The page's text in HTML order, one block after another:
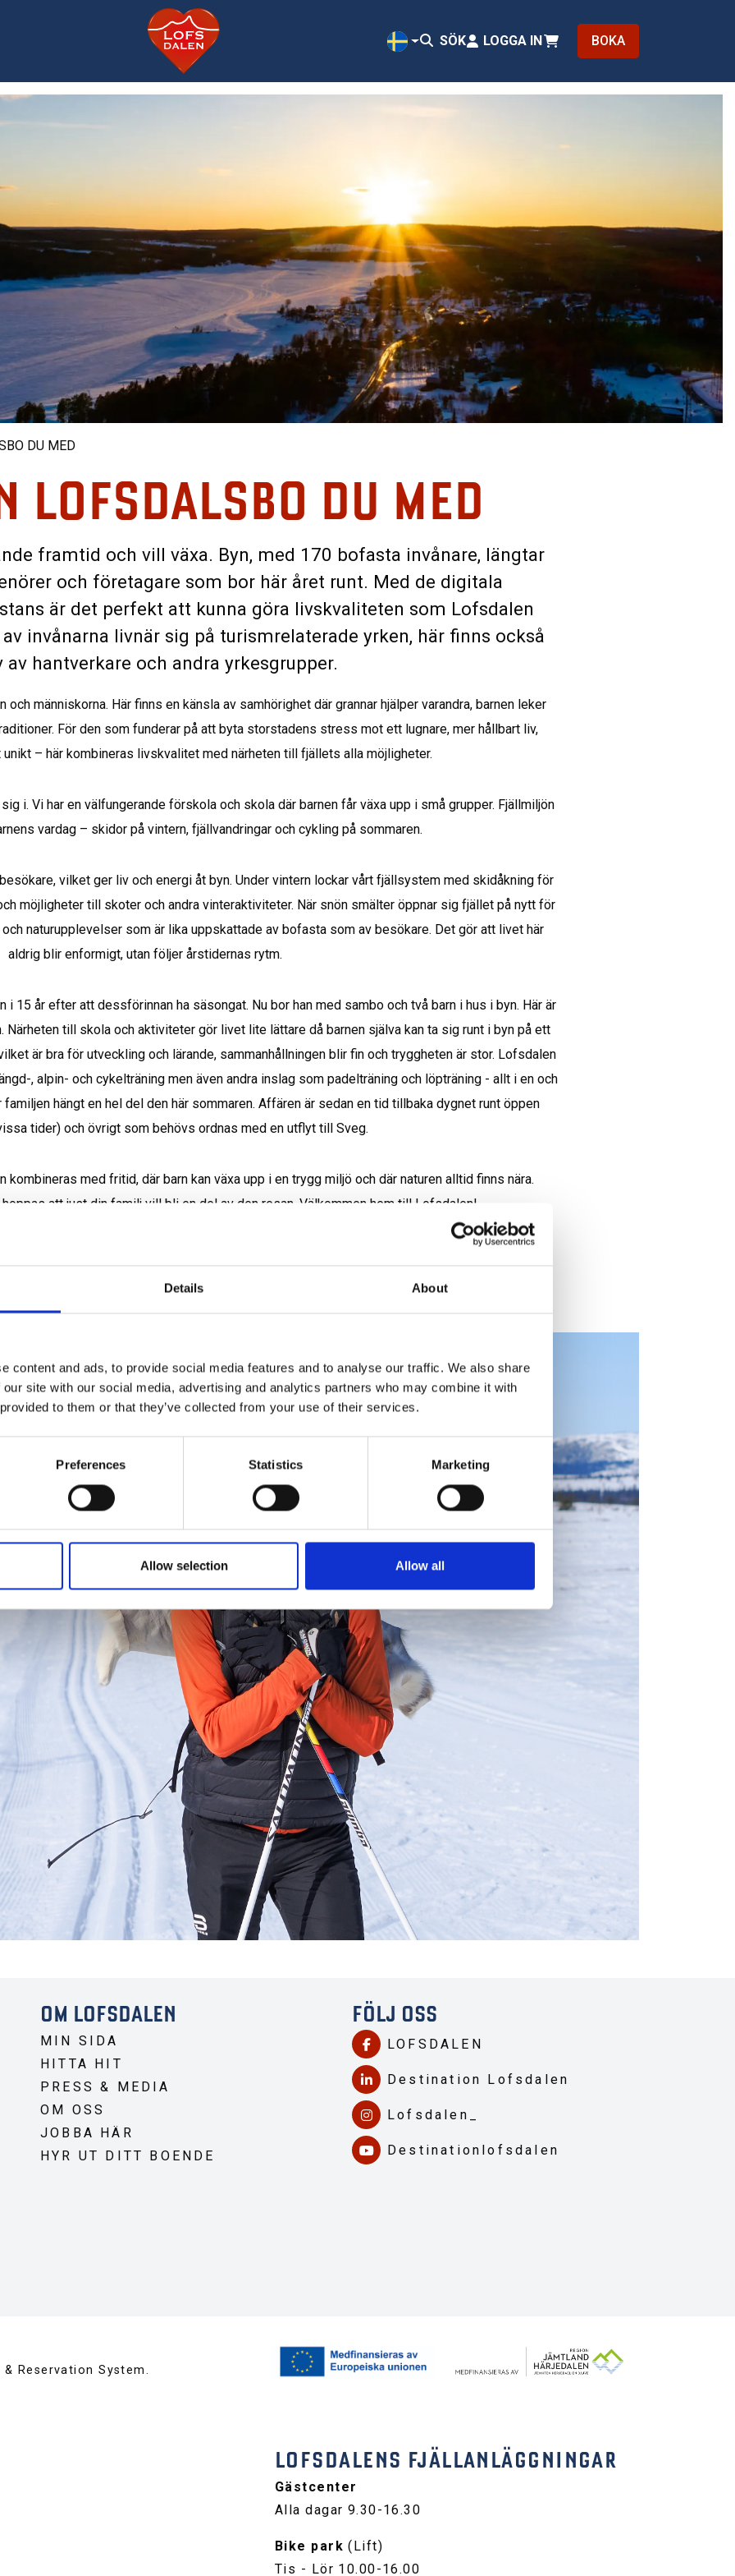
Details About
content and ads, to provide social media features and to analyse our traffic. We also share
site with our social media, advertising and analytics partners who may combine it with
to them or that they’ve collected from your use of their services.
Preferences Statistics Marketing
Allow selection Allow all
SÖK LOGGA IN BOKA
DU MED
LOFSDALSBO DU MED
framtid och vill växa. Byn, med 170 bofasta invånare, längtar
och företagare som bor här året runt. Med de digitala
är det perfekt att kunna göra livskvaliteten som Lofsdalen
invånarna livnär sig på turismrelaterade yrken, här finns också
av hantverkare och andra yrkesgrupper.
människorna. Här finns en känsla av samhörighet där grannar hjälper varandra, barnen leker
För den som funderar på att byta storstadens stress mot ett lugnare, mer hållbart liv,
– här kombineras livskvalitet med närheten till fjällets alla möjligheter.
i. Vi har en välfungerande förskola och skola där barnen får växa upp i små grupper. Fjällmiljön
vardag – skidor på vintern, fjällvandringar och cykling på sommaren.
vilket ger liv och energi åt byn. Under vintern lockar vårt fjällsystem med skidåkning för
möjligheter till skoter och andra vinteraktiviteter. När snön smälter öppnar sig fjället på nytt för
naturupplevelser som är lika uppskattade av bofasta som av besökare. Det gör att livet här
aldrig blir enformigt, utan följer årstidernas rytm.
15 år efter att dessförinnan ha säsongat. Nu bor han med sambo och två barn i hus i byn. Här är
till skola och aktiviteter gör livet lite lättare då barnen själva kan ta sig runt i byn på ett
är bra för utveckling och lärande, sammanhållningen blir fin och tryggheten är stor. Lofsdalen
, alpin- och cykelträning men även andra inslag som padelträning och löpträning - allt i en och
hängt en hel del den här sommaren. Affären är sedan en tid tillbaka dygnet runt öppen
tider) och övrigt som behövs ordnas med en utflyt till Sveg.
att just din familj vill bli en del av den resan. Välkommen hem till Lofsdalen!
funderar på att flytta till en by mellan fjäll och sjö – hör av dig!
OM LOFSDALEN
MIN SIDA
HITTA HIT
PRESS & MEDIA
OM OSS
JOBBA HÄR
HYR UT DITT BOENDE
FÖLJ OSS
LOFSDALEN
Destination Lofsdalen
Lofsdalen_
Destinationlofsdalen
Reservation System.
LOFSDALENS FJÄLLANLÄGGNINGAR
Gästcenter
Alla dagar 9.30-16.30
Bike park (Lift)
Tis - Lör 10.00-16.00